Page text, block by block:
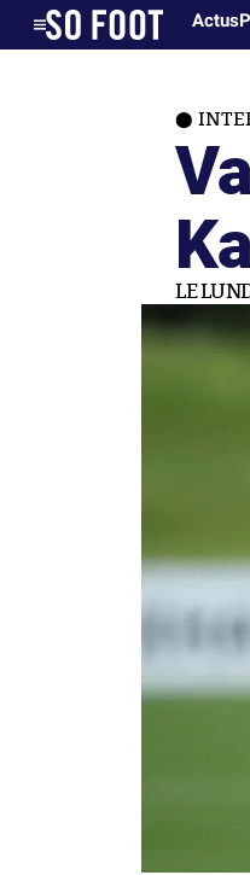
Actus
LE